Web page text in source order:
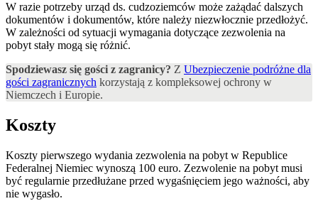
W razie potrzeby urząd ds. cudzoziemców może zażądać dalszych
dokumentów i dokumentów, które należy niezwłocznie przedłożyć.
W zależności od sytuacji wymagania dotyczące zezwolenia na
pobyt stały mogą się różnić.
Spodziewasz się gości z zagranicy? Z Ubezpieczenie podróżne dla
gości zagranicznych korzystają z kompleksowej ochrony w
Niemczech i Europie.
Koszty
Koszty pierwszego wydania zezwolenia na pobyt w Republice
Federalnej Niemiec wynoszą 100 euro. Zezwolenie na pobyt musi
być regularnie przedłużane przed wygaśnięciem jego ważności, aby
nie wygasło.